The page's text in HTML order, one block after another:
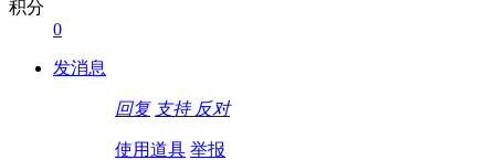
积分
0
发消息
回复 支持 反对
使用道具 举报